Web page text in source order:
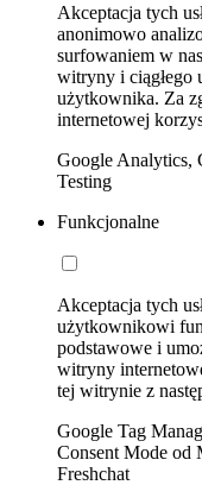
Akceptacja tych
anonimowo
surfowaniem w
witryny i ciągłego
użytkownika. Za
internetowej
Google Analytics,
Testing
Funkcjonalne
Akceptacja tych
użytkownikowi
podstawowe i
witryny
tej witrynie z
Google Tag
Consent Mode od
Freshchat